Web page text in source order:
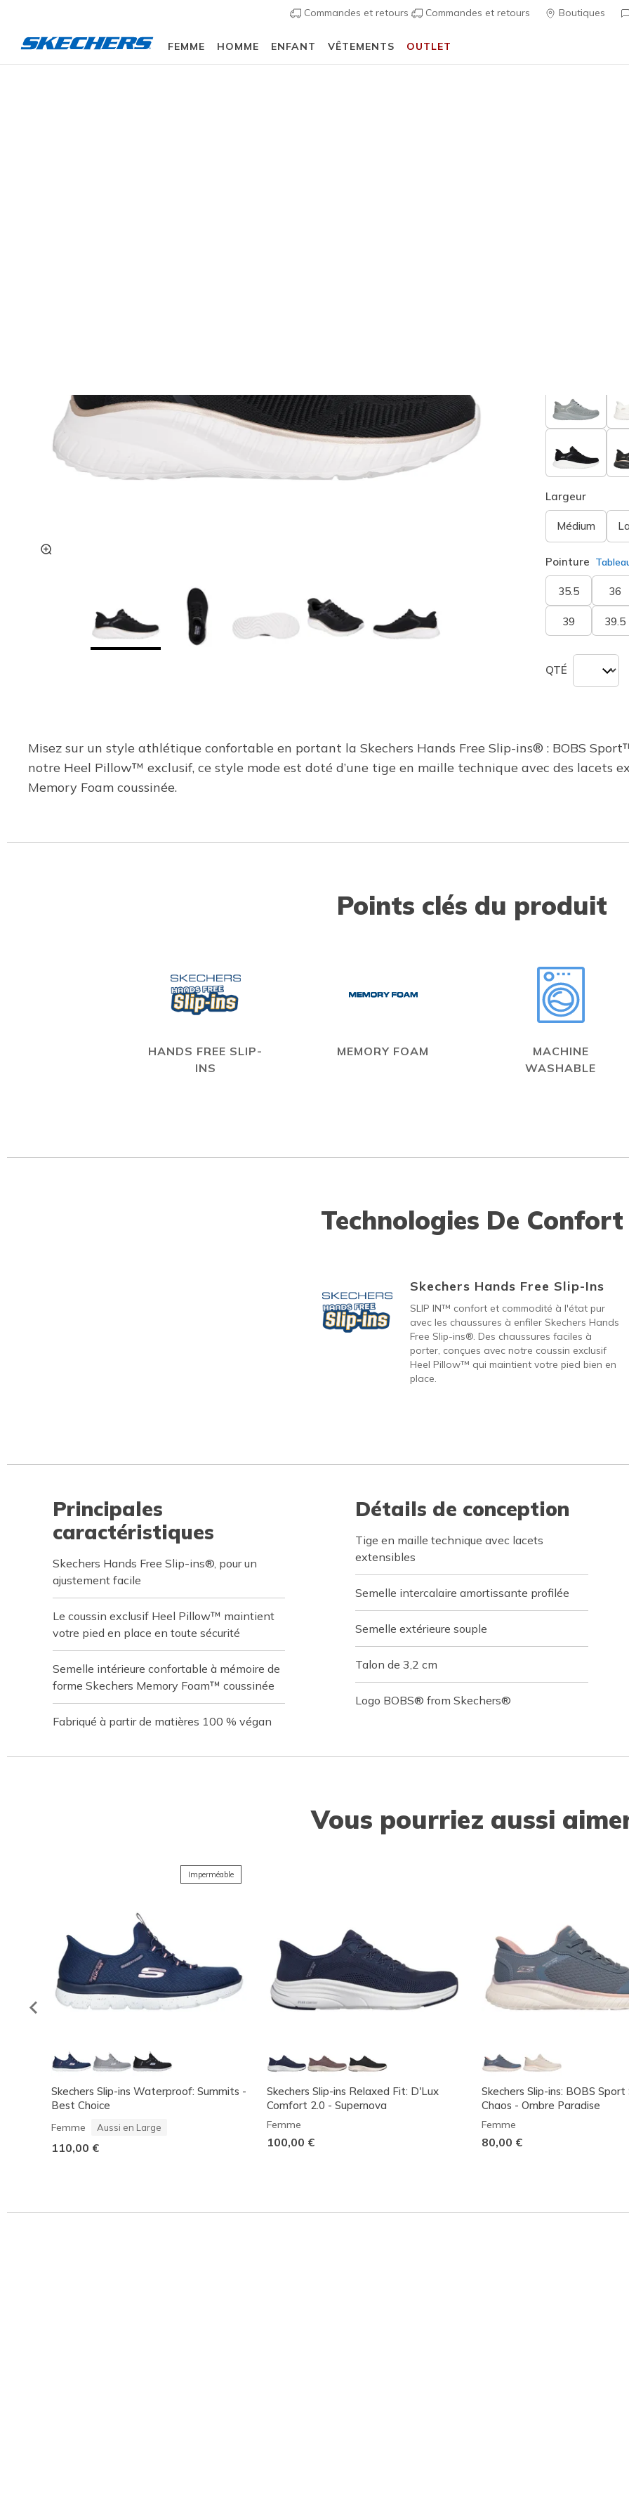
Commandes et retours Commandes et retours Boutiques
FEMME HOMME ENFANT VÊTEMENTS OUTLET
Largeur
Médium
Pointure
35.5 36
39 39.5
QTÉ
Misez sur un style athlétique confortable en portant la Skechers Hands Free Slip-ins® : BOBS
notre Heel Pillow™ exclusif, ce style mode est doté d’une tige en maille technique avec des lacets
Memory Foam coussinée.
Points clés du produit
HANDS FREE SLIP-
INS
MEMORY FOAM
MACHINE
WASHABLE
Technologies De Confort
Skechers Hands Free Slip-Ins
SLIP IN™ confort et commodité à l'état pur
avec les chaussures à enfiler Skechers Hands
Free Slip-ins®. Des chaussures faciles à
porter, conçues avec notre coussin exclusif
Heel Pillow™ qui maintient votre pied bien en
place.
Principales
caractéristiques
Skechers Hands Free Slip-ins®, pour un
ajustement facile
Le coussin exclusif Heel Pillow™ maintient
votre pied en place en toute sécurité
Semelle intérieure confortable à mémoire de
forme Skechers Memory Foam™ coussinée
Fabriqué à partir de matières 100 % végan
Détails de conception
Tige en maille technique avec lacets
extensibles
Semelle intercalaire amortissante profilée
Semelle extérieure souple
Talon de 3,2 cm
Logo BOBS® from Skechers®
Vous pourriez aussi
Imperméable
Skechers Slip-ins Waterproof: Summits -
Best Choice
Femme Aussi en Large
110,00 €
Skechers Slip-ins Relaxed Fit: D'Lux
Comfort 2.0 - Supernova
Femme
100,00 €
Skechers Slip-ins: BOBS Sport
Chaos - Ombre Paradise
Femme
80,00 €